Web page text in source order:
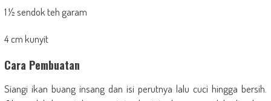
1 ½ sendok teh garam
4 cm kunyit
Cara Pembuatan
Siangi ikan buang insang dan isi perutnya lalu cuci hingga bersih.